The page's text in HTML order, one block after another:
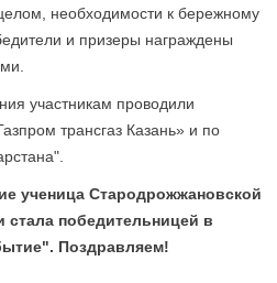
необходимости к бережному
и призеры награждены
участникам проводили
трансгаз Казань» и по
ученица Стародрожжановской
победительницей в
Поздравляем!